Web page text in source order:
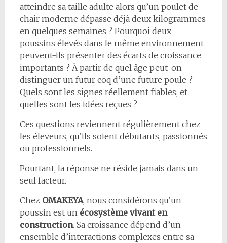
atteindre sa taille adulte alors qu’un poulet de
chair moderne dépasse déjà deux kilogrammes
en quelques semaines ? Pourquoi deux
poussins élevés dans le même environnement
peuvent-ils présenter des écarts de croissance
importants ? À partir de quel âge peut-on
distinguer un futur coq d’une future poule ?
Quels sont les signes réellement fiables, et
quelles sont les idées reçues ?
Ces questions reviennent régulièrement chez
les éleveurs, qu’ils soient débutants, passionnés
ou professionnels.
Pourtant, la réponse ne réside jamais dans un
seul facteur.
Chez OMAKEYA, nous considérons qu’un
poussin est un écosystème vivant en
construction. Sa croissance dépend d’un
ensemble d’interactions complexes entre sa